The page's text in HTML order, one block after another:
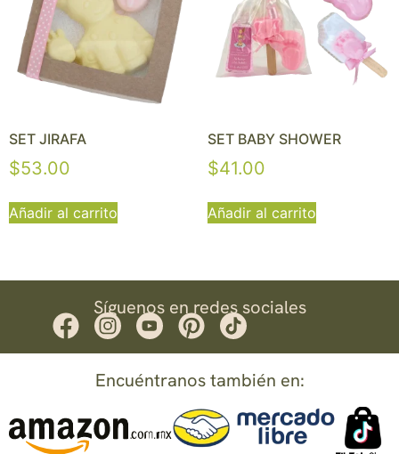
SET JIRAFA
$53.00
Añadir al carrito
SET BABY SHOWER
$41.00
Añadir al carrito
Síguenos en redes sociales
Encuéntranos también en: